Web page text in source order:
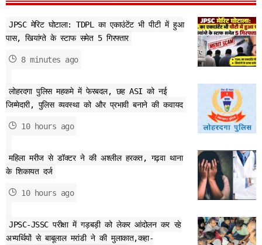
JPSC मेरिट घोटाला: TDPL का एकाउंटेंट भी पीटी में हुआ
पास, खियांग्ते के स्टाफ समेत 5 गिरफ्तार
8 minutes ago
लोहरदगा पुलिस महकमे में फेरबदल, छह ASI को नई
जिम्मेदारी, पुलिस व्यवस्था को और प्रभावी बनाने की कवायद
10 hours ago
महिला मरीज से डॉक्टर ने की अश्लील हरकत, गढ़वा थाना
के शिकायत दर्ज
10 hours ago
JPSC-JSSC परीक्षा में गड़बड़ी को लेकर आंदोलन कर रहे
अभ्यर्थियों से बाबूलाल मरांडी ने की मुलाकात,कहा-